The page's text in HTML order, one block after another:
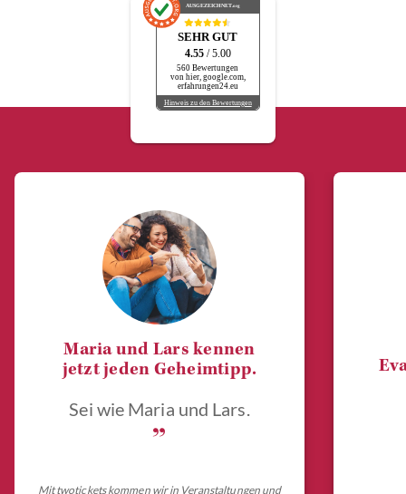
AUSGEZEICHNET.org
SEHR GUT
4.55 / 5.00
560 Bewertungen
von hier, google.com,
erfahrungen24.eu
Hinweis zu den Bewertungen
Maria und Lars kennen
jetzt jeden Geheimtipp.
Sei wie Maria und Lars.
„
Mit twotickets kommen wir in Veranstaltungen und